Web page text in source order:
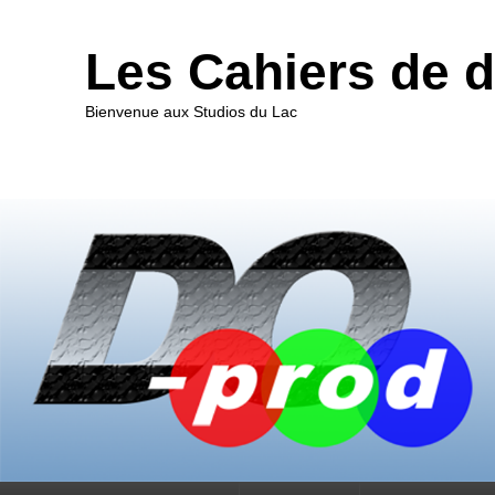
Les Cahiers de
Bienvenue aux Studios du Lac